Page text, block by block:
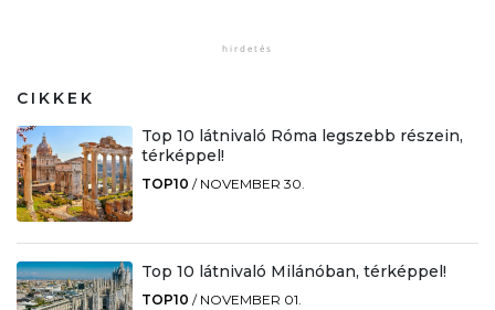
CIKKEK
Top 10 látnivaló Róma legszebb részein,
térképpel!
TOP10 / NOVEMBER 30.
Top 10 látnivaló Milánóban, térképpel!
TOP10 / NOVEMBER 01.